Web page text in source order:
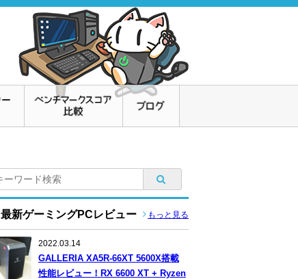
最新ゲーミングPCレビュー もっと見る
2022.03.14
GALLERIA XA5R-66XT 5600X搭載
性能レビュー！RX 6600 XT + Ryzen